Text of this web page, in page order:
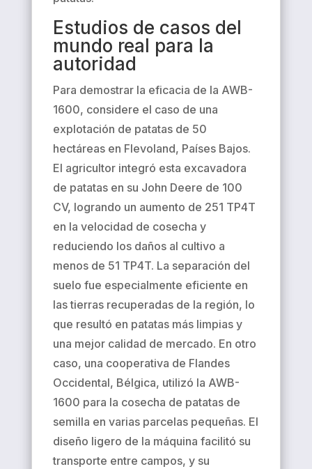
Estudios de casos del
mundo real para la
autoridad
Para demostrar la eficacia de la AWB-
1600, considere el caso de una
explotación de patatas de 50
hectáreas en Flevoland, Países Bajos.
El agricultor integró esta excavadora
de patatas en su John Deere de 100
CV, logrando un aumento de 251 TP4T
en la velocidad de cosecha y
reduciendo los daños al cultivo a
menos de 51 TP4T. La separación del
suelo fue especialmente eficiente en
las tierras recuperadas de la región, lo
que resultó en patatas más limpias y
una mejor calidad de mercado. En otro
caso, una cooperativa de Flandes
Occidental, Bélgica, utilizó la AWB-
1600 para la cosecha de patatas de
semilla en varias parcelas pequeñas. El
diseño ligero de la máquina facilitó su
transporte entre campos, y su